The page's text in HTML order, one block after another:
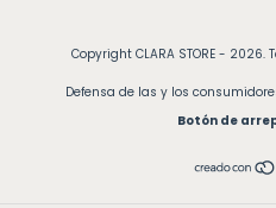
Copyright CLARA STORE -
Defensa de las y los
Botón de